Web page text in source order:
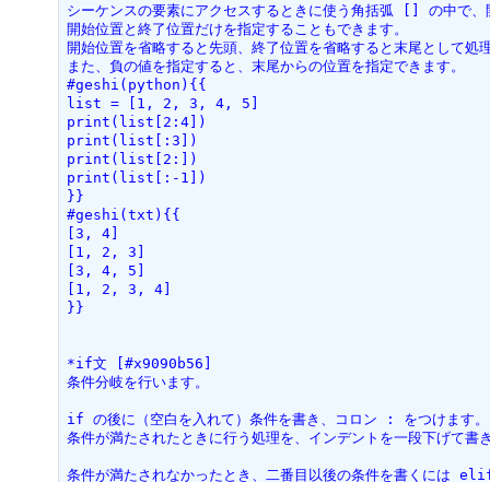
シーケンスの要素にアクセスするときに使う角括弧 [] の中で
開始位置と終了位置だけを指定することもできます。
開始位置を省略すると先頭、終了位置を省略すると末尾として処
また、負の値を指定すると、末尾からの位置を指定できます。
#geshi(python){{
list = [1, 2, 3, 4, 5]
print(list[2:4])
print(list[:3])
print(list[2:])
print(list[:-1])
}}
#geshi(txt){{
[3, 4]
[1, 2, 3]
[3, 4, 5]
[1, 2, 3, 4]
}}
*if文 [#x9090b56]
条件分岐を行います。
if の後に（空白を入れて）条件を書き、コロン : をつけます。
条件が満たされたときに行う処理を、インデントを一段下げて書
条件が満たされなかったとき、二番目以後の条件を書くには